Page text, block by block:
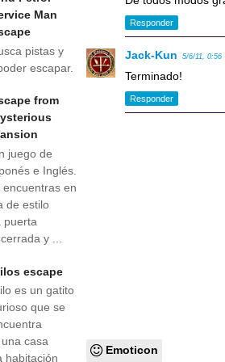
Responder
Jack-Kun 5/6/11, 0:56
Terminado!
Responder
Emoticon
Man
pistas y
escapar.
from
juego de
e Inglés.
en
de estilo
puerta
y ...
escape
es un gatito
que se
casa
habitación